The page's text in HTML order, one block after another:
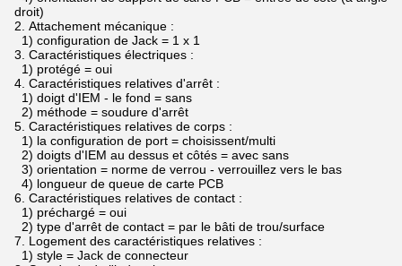
droit)
2. Attachement mécanique :
1) configuration de Jack = 1 x 1
3. Caractéristiques électriques :
1) protégé = oui
4. Caractéristiques relatives d'arrêt :
1) doigt d'IEM - le fond = sans
2) méthode = soudure d'arrêt
5. Caractéristiques relatives de corps :
1) la configuration de port = choisissent/multi
2) doigts d'IEM au dessus et côtés = avec sans
3) orientation = norme de verrou - verrouillez vers le bas
4) longueur de queue de carte PCB
6. Caractéristiques relatives de contact :
1) préchargé = oui
2) type d'arrêt de contact = par le bâti de trou/surface
7. Logement des caractéristiques relatives :
1) style = Jack de connecteur